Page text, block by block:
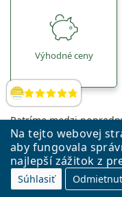
Na tejto webovej
aby fungovala
najlepší zážitok z
Súhlasiť
Hodnotenia
Výhodné ceny
Patríme medzi
okuliarov v Európe a
každého.